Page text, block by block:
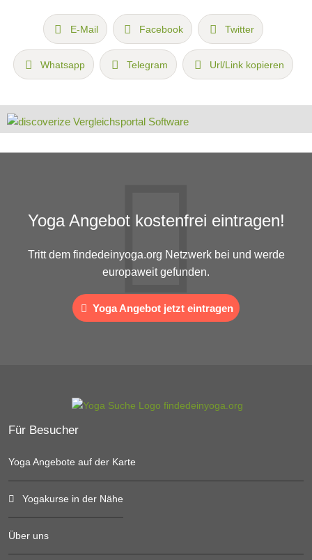
E-Mail Facebook Twitter
Whatsapp Telegram Url/Link kopieren
Yoga Angebot kostenfrei eintragen!
Tritt dem findedeinyoga.org Netzwerk bei und werde
europaweit gefunden.
Yoga Angebot jetzt eintragen
Für Besucher
Yoga Angebote auf der Karte
Yogakurse in der Nähe
Über uns